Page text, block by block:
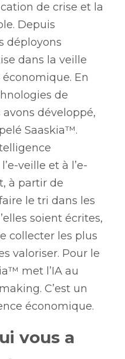
de crise et la
Depuis
déployons
dans la veille
En
de
développé,
Saaskia™.
veille et à l’e-
à partir de
le tri dans les
soient écrites,
collecter les plus
valoriser. Pour le
met l’IA au
C’est un
économique.
vous a